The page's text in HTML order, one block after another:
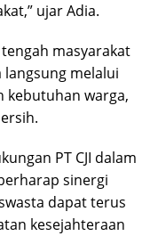
ujar Adia.
masyarakat
melalui
kebutuhan warga,
PT CJI dalam
sinergi
dapat terus
kesejahteraan